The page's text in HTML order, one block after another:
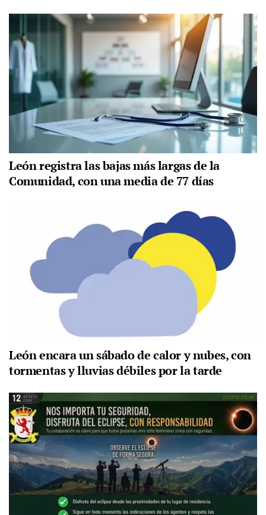
León registra las bajas más largas de la
Comunidad, con una media de 77 días
León encara un sábado de calor y nubes, con
tormentas y lluvias débiles por la tarde